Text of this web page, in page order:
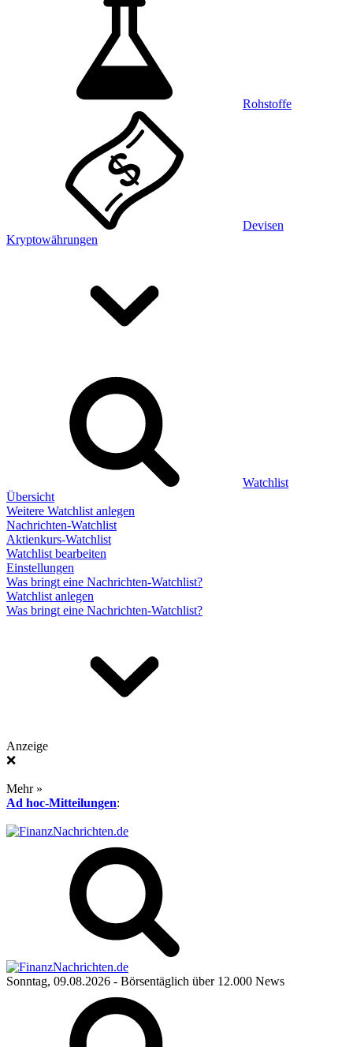
Rohstoffe
Devisen
Kryptowährungen
Watchlist
Übersicht
Weitere Watchlist anlegen
Nachrichten-Watchlist
Aktienkurs-Watchlist
Watchlist bearbeiten
Einstellungen
Was bringt eine Nachrichten-Watchlist?
Watchlist anlegen
Was bringt eine Nachrichten-Watchlist?
Anzeige
❌
Mehr »
Ad hoc-Mitteilungen:
Sonntag, 09.08.2026 - Börsentäglich über 12.000 News